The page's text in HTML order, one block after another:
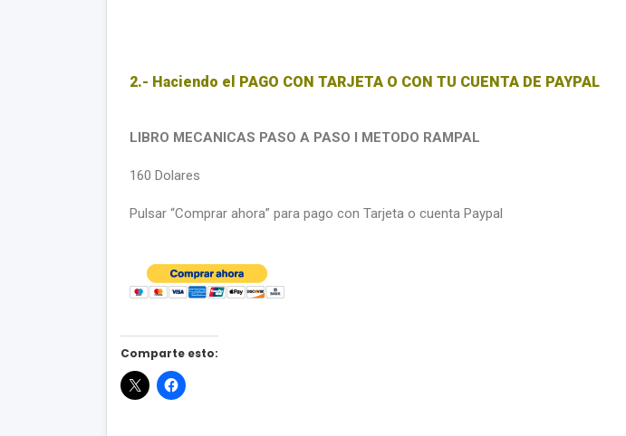
2.- Haciendo el PAGO CON TARJETA O CON TU CUENTA DE PAYPAL
LIBRO MECANICAS PASO A PASO I METODO RAMPAL
160 Dolares
Pulsar “Comprar ahora” para pago con Tarjeta o cuenta Paypal
Comparte esto: